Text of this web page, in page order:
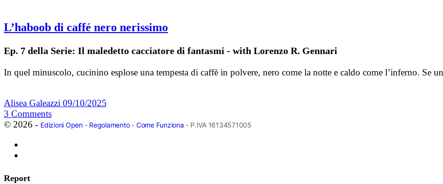
L’haboob di caffé nero nerissimo
Ep. 7 della Serie: Il maledetto cacciatore di fantasmi - with Lorenzo R. Gennari
In quel minuscolo, cucinino esplose una tempesta di caffè in polvere, nero come la notte e caldo come l’inferno. Se
Alisea Galeazzi 09/10/2025
3 Comments
© 2026 - Edizioni Open- Regolamento- Come Funziona - P.IVA 16134571005
Report